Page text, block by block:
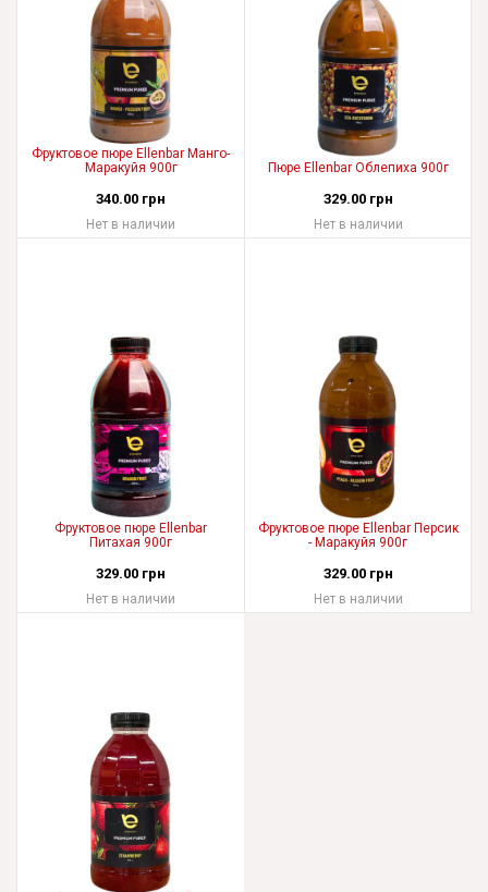
Фруктовое пюре Ellenbar Манго-
Маракуйя 900г
340.00 грн
Нет в наличии
Пюре Ellenbar Облепиха 900г
329.00 грн
Нет в наличии
Фруктовое пюре Ellenbar
Питахая 900г
329.00 грн
Нет в наличии
Фруктовое пюре Ellenbar Персик
- Маракуйя 900г
329.00 грн
Нет в наличии